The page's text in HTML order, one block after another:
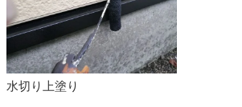
水切り上塗り